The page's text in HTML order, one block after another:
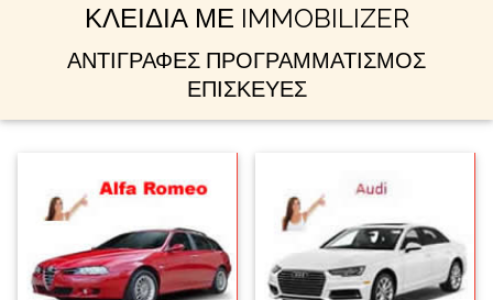
ΚΛΕΙΔΙΑ ΜΕ IMMOBILIZER
ΑΝΤΙΓΡΑΦΕΣ ΠΡΟΓΡΑΜΜΑΤΙΣΜΟΣ
ΕΠΙΣΚΕΥΕΣ